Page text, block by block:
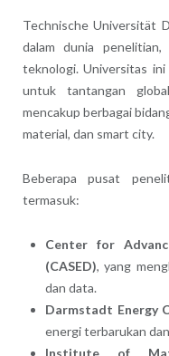
Technische Universität
dalam dunia
teknologi. Universitas
untuk tantangan
mencakup berbagai
material, dan smart city.
Beberapa pusat
termasuk:
Center for
(CASED), yang
dan data.
Darmstadt Energy
energi terbarukan